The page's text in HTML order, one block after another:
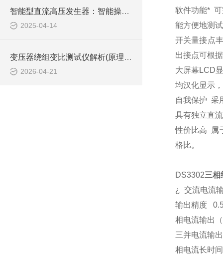
智能型直流高压发生器：智能操控，轻松驾驭高压测试难题
2025-04-14
变压器绕组变比测试仪解析(原理、功能及现场应用)
2026-04-21
软件功能*
能方便地测
开关量接点
出接点可根
大屏幕 LCD
均汉化显示
自我保护 采
具有独立直
性价比高
属
格比。
DS3302三相
¿
交流电流
输出精度
相电流输出
三并电流输
相电流长时